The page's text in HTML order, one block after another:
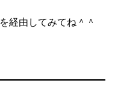
を経由してみてね＾＾